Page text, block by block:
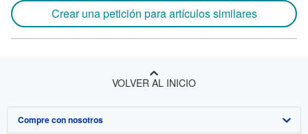
Crear una petición para artículos similares
VOLVER AL INICIO
Compre con nosotros